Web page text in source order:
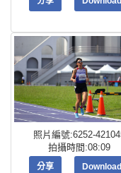
照片編號:6252-
拍攝時間:08:09
分享 Download